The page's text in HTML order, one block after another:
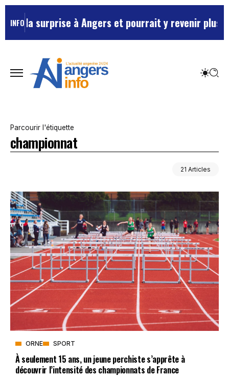
INFO à Angers et pourrait y revenir plus souvent …
Parcourir l'étiquette
championnat
21 Articles
ORNE SPORT
À seulement 15 ans, un jeune perchiste s’apprête à
découvrir l’intensité des championnats de France